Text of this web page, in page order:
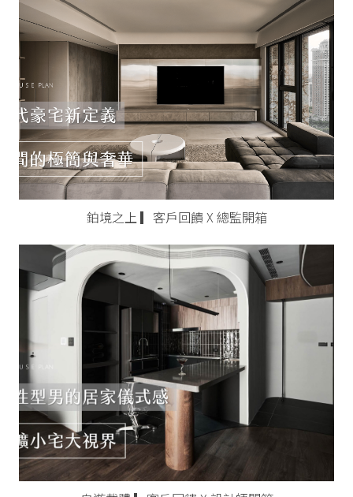
鉑境之上 ▎客戶回饋 X 總監開箱